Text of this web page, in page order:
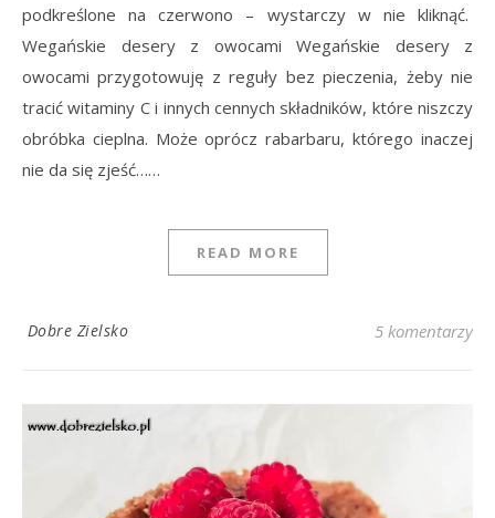
podkreślone na czerwono – wystarczy w nie kliknąć.
Wegańskie desery z owocami Wegańskie desery z
owocami przygotowuję z reguły bez pieczenia, żeby nie
tracić witaminy C i innych cennych składników, które niszczy
obróbka cieplna. Może oprócz rabarbaru, którego inaczej
nie da się zjeść……
READ MORE
Dobre Zielsko 5 komentarzy